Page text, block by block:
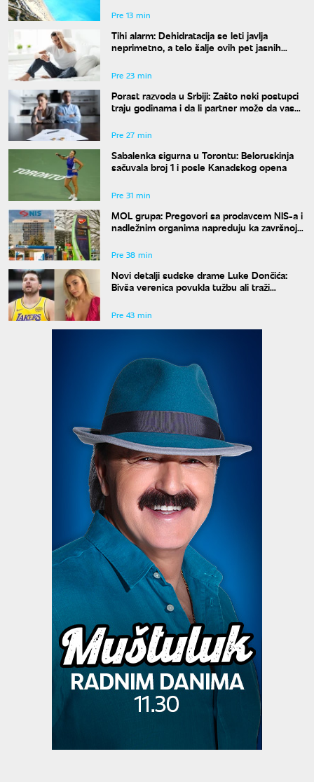
Pre 13 min
Tihi alarm: Dehidratacija se leti javlja
neprimetno, a telo šalje ovih pet jasnih
Pre 23 min
Porast razvoda u Srbiji: Zašto neki postupci
traju godinama i da li partner može da vas
Pre 27 min
Sabalenka sigurna u Torontu: Beloruskinja
sačuvala broj 1 i posle Kanadskog opena
Pre 31 min
MOL grupa: Pregovori sa prodavcem NIS-a i
nadležnim organima napreduju ka završnoj
Pre 38 min
Novi detalji sudske drame Luke Dončića:
Bivša verenica povukla tužbu ali traži
Pre 43 min